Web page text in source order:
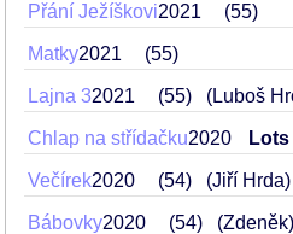
Přání Ježíškovi2021 55
Matky2021 55
Lajna 32021 55 (Luboš
Chlap na střídačku2020 Lots
Večírek2020 54 (Jiří Hrda)
Bábovky2020 54 (Zdeněk)